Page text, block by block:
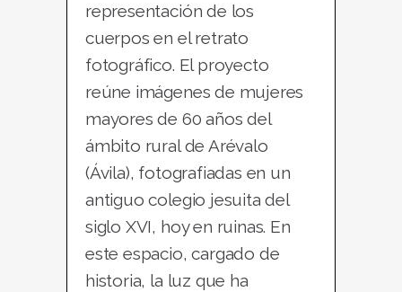
representación de los
cuerpos en el retrato
fotográfico. El proyecto
reúne imágenes de mujeres
mayores de 60 años del
ámbito rural de Arévalo
(Ávila), fotografiadas en un
antiguo colegio jesuita del
siglo XVI, hoy en ruinas. En
este espacio, cargado de
historia, la luz que ha